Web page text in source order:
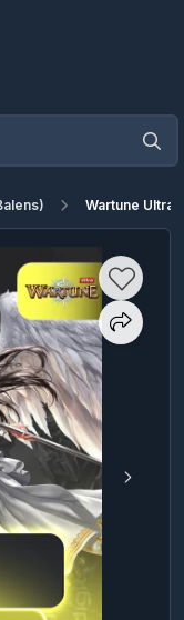
Wartune Ultra 5